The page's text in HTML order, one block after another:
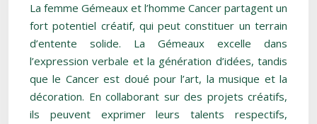
La femme Gémeaux et l’homme Cancer partagent un
fort potentiel créatif, qui peut constituer un terrain
d’entente solide. La Gémeaux excelle dans
l’expression verbale et la génération d’idées, tandis
que le Cancer est doué pour l’art, la musique et la
décoration. En collaborant sur des projets créatifs,
ils peuvent exprimer leurs talents respectifs,